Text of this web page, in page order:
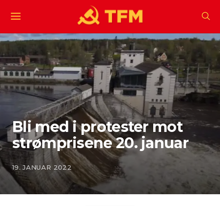
Bli med i protester mot
strømprisene 20. januar
19. JANUAR 2022